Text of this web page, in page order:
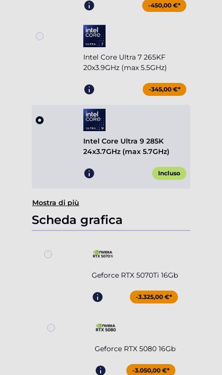
-450,00 €*
Intel Core Ultra 7 265KF
20x3.9GHz (max 5.5GHz)
-345,00 €*
Intel Core Ultra 9 285K
24x3.7GHz (max 5.7GHz)
Incluso
Mostra di più
Scheda grafica
Geforce RTX 5070Ti 16Gb
-3.325,00 €*
Geforce RTX 5080 16Gb
-3.050,00 €*